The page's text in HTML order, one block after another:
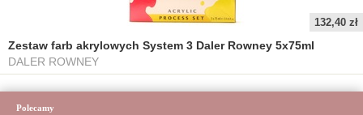
132,40 zł
Zestaw farb akrylowych System 3 Daler Rowney 5x75ml
DALER ROWNEY
Polecamy